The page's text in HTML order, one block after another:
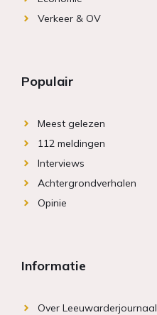
Verkeer & OV
Populair
Meest gelezen
112 meldingen
Interviews
Achtergrondverhalen
Opinie
Informatie
Over Leeuwarderjournaal